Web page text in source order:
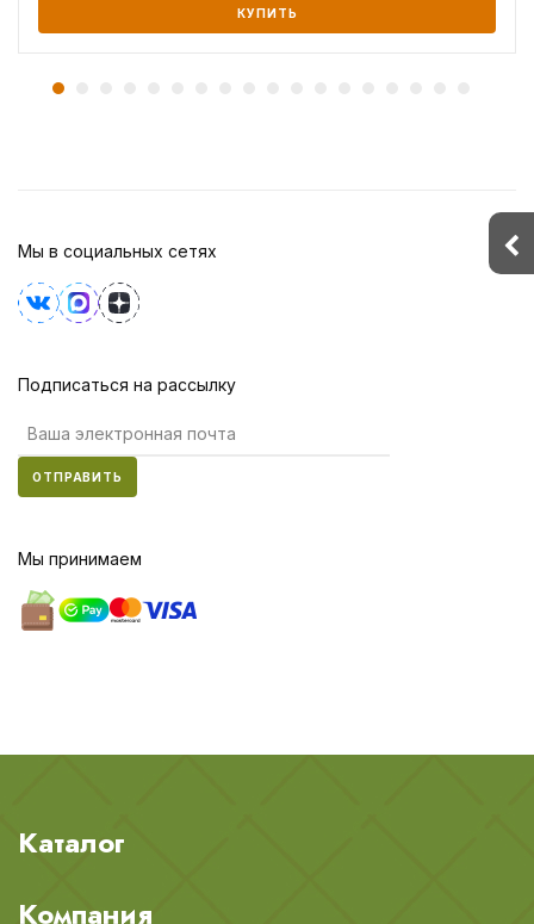
КУПИТЬ
Мы в социальных сетях
Подписаться на рассылку
ОТПРАВИТЬ
Мы принимаем
Каталог
Компания